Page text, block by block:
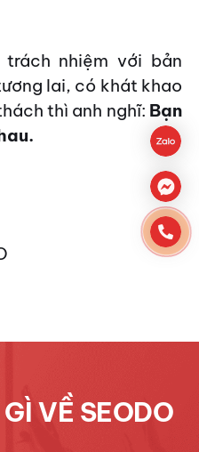
nhiệm với bản
lai, có khát khao
thì anh nghĩ: Bạn
VỀ SEODO